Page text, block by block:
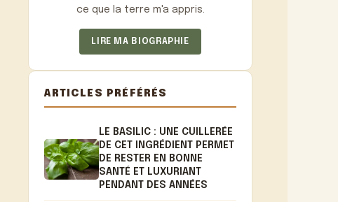
ce que la terre m'a appris.
LIRE MA BIOGRAPHIE
ARTICLES PRÉFÉRÉS
LE BASILIC : UNE CUILLERÉE
DE CET INGRÉDIENT PERMET
DE RESTER EN BONNE
SANTÉ ET LUXURIANT
PENDANT DES ANNÉES